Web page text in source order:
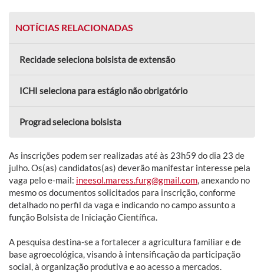
NOTÍCIAS RELACIONADAS
Recidade seleciona bolsista de extensão
ICHI seleciona para estágio não obrigatório
Prograd seleciona bolsista
As inscrições podem ser realizadas até às 23h59 do dia 23 de
julho. Os(as) candidatos(as) deverão manifestar interesse pela
vaga pelo e-mail: ineesol.maress.furg@gmail.com , anexando no
mesmo os documentos solicitados para inscrição, conforme
detalhado no perfil da vaga e indicando no campo assunto a
função Bolsista de Iniciação Científica.
A pesquisa destina-se a fortalecer a agricultura familiar e de
base agroecológica, visando à intensificação da participação
social, à organização produtiva e ao acesso a mercados.